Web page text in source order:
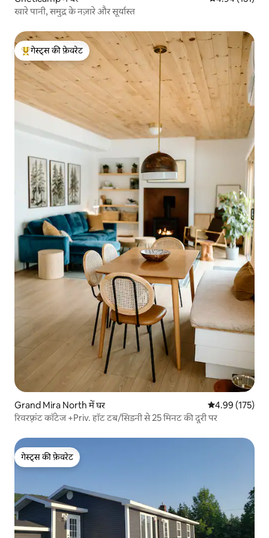
खारे पानी, समुद्र के नज़ारे और सूर्यास्त
गेस्ट्स का टॉप फ़ेवरेट
गेस्ट्स की फ़ेवरेट
Grand Mira North में घर औसत रेटिंग 5 में से
4.99 (175)
रिवरफ़्रंट कॉटेज +Priv. हॉट टब/सिडनी से 25 मिनट की दूरी पर
गेस्ट्स की फ़ेवरेट
गेस्ट्स की फ़ेवरेट